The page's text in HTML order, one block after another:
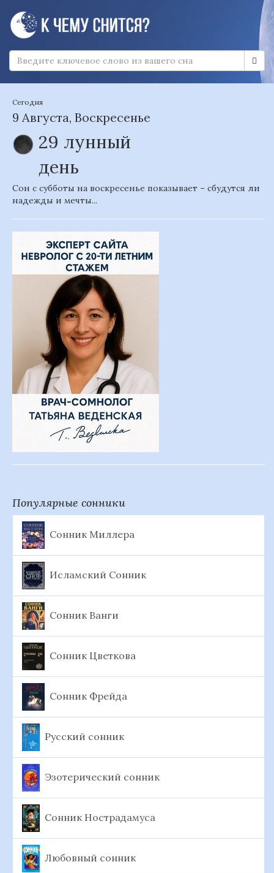
Сегодня
9 Августа, Воскресенье
29 лунный
день
Сон с субботы на воскресенье показывает – сбудутся ли
надежды и мечты...
Популярные сонники
Сонник Миллера
Исламский Сонник
Сонник Ванги
Сонник Цветкова
Сонник Фрейда
Русский сонник
Эзотерический сонник
Сонник Нострадамуса
Любовный сонник